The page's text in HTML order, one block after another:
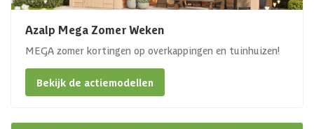
Azalp Mega Zomer Weken
MEGA zomer kortingen op overkappingen en tuinhuizen!
Bekijk de actiemodellen